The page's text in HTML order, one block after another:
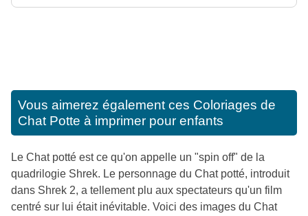
Vous aimerez également ces Coloriages de
Chat Potte à imprimer pour enfants
Le Chat potté est ce qu'on appelle un "spin off" de la
quadrilogie Shrek. Le personnage du Chat potté, introduit
dans Shrek 2, a tellement plu aux spectateurs qu'un film
centré sur lui était inévitable. Voici des images du Chat